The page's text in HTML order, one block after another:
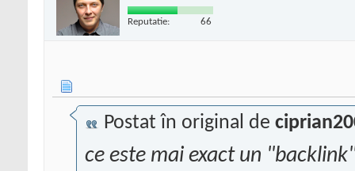
Reputatie: 66
Postat în original de
ce este mai exact un